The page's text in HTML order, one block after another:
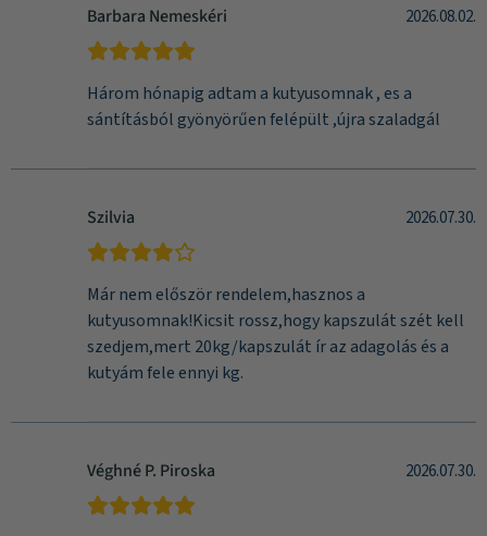
Barbara Nemeskéri 2026.08.02.
Három hónapig adtam a kutyusomnak , es a
sántításból gyönyörűen felépült ,újra szaladgál
Szilvia 2026.07.30.
Már nem először rendelem,hasznos a
kutyusomnak!Kicsit rossz,hogy kapszulát szét kell
szedjem,mert 20kg/kapszulát ír az adagolás és a
kutyám fele ennyi kg.
Véghné P. Piroska 2026.07.30.